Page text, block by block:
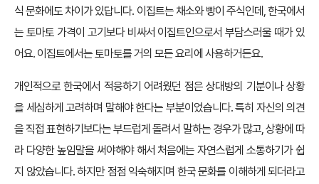
식 문화에도 차이가 있답니다. 이집트는 채소와 빵이 주식인데, 한국에서
는 토마토 가격이 고기보다 비싸서 이집트인으로서 부담스러울 때가 있
어요. 이집트에서는 토마토를 거의 모든 요리에 사용하거든요.
개인적으로 한국에서 적응하기 어려웠던 점은 상대방의 기분이나 상황
을 세심하게 고려하며 말해야 한다는 부분이었습니다. 특히 자신의 의견
을 직접 표현하기보다는 부드럽게 돌려서 말하는 경우가 많고, 상황에 따
라 다양한 높임말을 써야해야 해서 처음에는 자연스럽게 소통하기가 쉽
지 않았습니다. 하지만 점점 익숙해지며 한국 문화를 이해하게 되더라고